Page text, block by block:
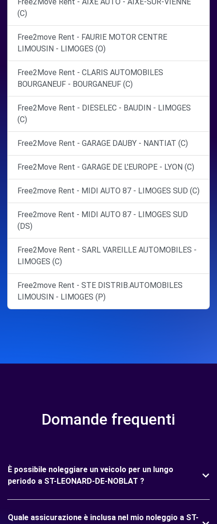
(C)
Free2move Rent - FAURIE MOTOR CENTRE
LIMOUSIN - LIMOGES (O)
Free2Move Rent - CLARIS AUTOMOBILES
BOURGANEUF - BOURGANEUF (C)
Free2Move Rent - DIESELEC - BAUDIN - LIMOGES
(C)
Free2Move Rent - GARAGE DAUBY - NANTIAT (C)
Free2Move Rent - GARAGE DE L'EUROPE - LYON (C)
Free2move Rent - MIDI AUTO 87 - LIMOGES SUD (C)
Free2move Rent - MIDI AUTO 87 - LIMOGES SUD
(DS)
Free2Move Rent - SARL VAREILLE AUTOMOBILES -
LIMOGES (C)
Free2move Rent - STE DISTRIB.AUTOMOBILES
LIMOUSIN - LIMOGES (P)
Domande frequenti
È possibile noleggiare un veicolo per un lungo
periodo a ST-LEONARD-DE-NOBLAT ?
Quale assicurazione è inclusa nel mio noleggio a ST-